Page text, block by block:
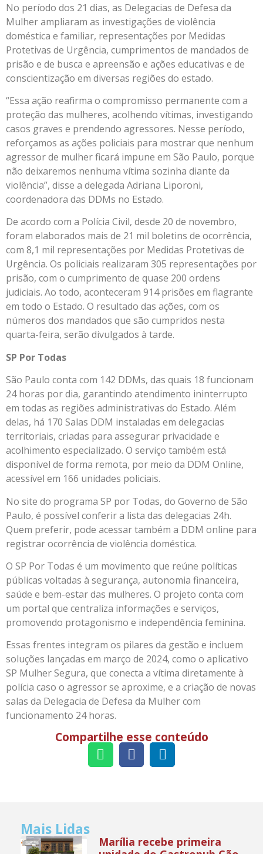
No período dos 21 dias, as Delegacias de Defesa da
Mulher ampliaram as investigações de violência
doméstica e familiar, representações por Medidas
Protetivas de Urgência, cumprimentos de mandados de
prisão e de busca e apreensão e ações educativas e de
conscientização em diversas regiões do estado.
“Essa ação reafirma o compromisso permanente com a
proteção das mulheres, acolhendo vítimas, investigando
casos graves e prendendo agressores. Nesse período,
reforçamos as ações policiais para mostrar que nenhum
agressor de mulher ficará impune em São Paulo, porque
não deixaremos nenhuma vítima sozinha diante da
violência”, disse a delegada Adriana Liporoni,
coordenadora das DDMs no Estado.
De acordo com a Polícia Civil, desde 20 de novembro,
foram elaborados mais de 21 mil boletins de ocorrência,
com 8,1 mil representações por Medidas Protetivas de
Urgência. Os policiais realizaram 305 representações por
prisão, com o cumprimento de quase 200 ordens
judiciais. Ao todo, aconteceram 914 prisões em flagrante
em todo o Estado. O resultado das ações, com os
números dos mandados que são cumpridos nesta
quarta-feira, serão divulgados à tarde.
SP Por Todas
São Paulo conta com 142 DDMs, das quais 18 funcionam
24 horas por dia, garantindo atendimento ininterrupto
em todas as regiões administrativas do Estado. Além
delas, há 170 Salas DDM instaladas em delegacias
territoriais, criadas para assegurar privacidade e
acolhimento especializado. O serviço também está
disponível de forma remota, por meio da DDM Online,
acessível em 166 unidades policiais.
No site do programa SP por Todas, do Governo de São
Paulo, é possível conferir a lista das delegacias 24h.
Quem preferir, pode acessar também a DDM online para
registrar ocorrência de violência doméstica.
O SP Por Todas é um movimento que reúne políticas
públicas voltadas à segurança, autonomia financeira,
saúde e bem-estar das mulheres. O projeto conta com
um portal que centraliza informações e serviços,
promovendo protagonismo e independência feminina.
Essas frentes integram os pilares da gestão e incluem
soluções lançadas em março de 2024, como o aplicativo
SP Mulher Segura, que conecta a vítima diretamente à
polícia caso o agressor se aproxime, e a criação de novas
salas da Delegacia de Defesa da Mulher com
funcionamento 24 horas.
Compartilhe esse conteúdo
Mais Lidas
Marília recebe primeira